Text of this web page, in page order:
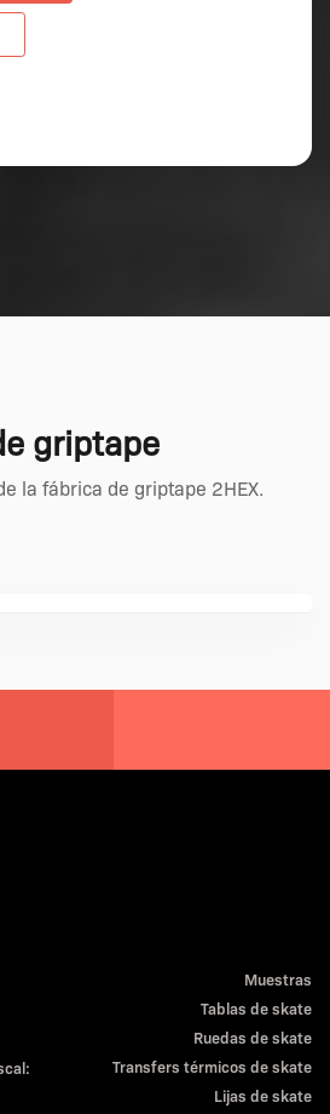
griptape
la fábrica de griptape 2HEX.
Muestras
Tablas de skate
Ruedas de skate
Transfers térmicos de skate
Lijas de skate